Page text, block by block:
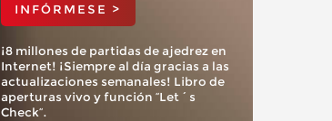
INFÓRMESE >
¡8 millones de partidas de ajedrez en
Internet! ¡Siempre al día gracias a las
actualizaciones semanales! Libro de
aperturas vivo y función “Let´s
Check”.